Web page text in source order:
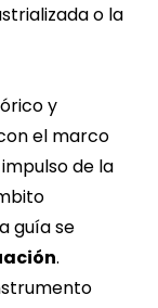
o la
y
el marco
de la
guía se
.